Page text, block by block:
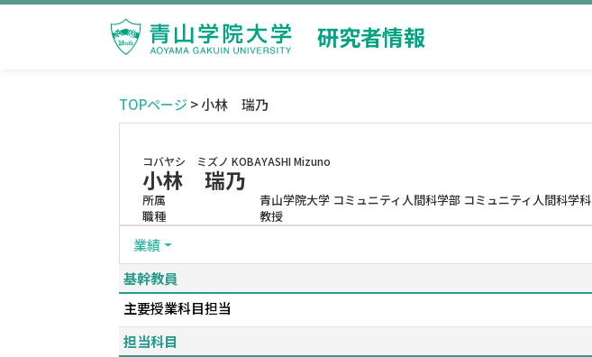
研究者情報
TOPページ > 小林 瑞乃
コバヤシ ミズノ KOBAYASHI Mizuno
小林 瑞乃
所属
青山学院大学 コミュニティ人間科学部 コミュニティ人間科学科
職種
教授
業績
基幹教員
主要授業科目担当
担当科目